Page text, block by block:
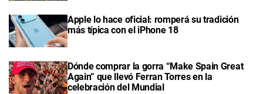
Apple lo hace oficial: romperá su tradición
más típica con el iPhone 18
Dónde comprar la gorra “Make Spain Great
Again” que llevó Ferran Torres en la
celebración del Mundial